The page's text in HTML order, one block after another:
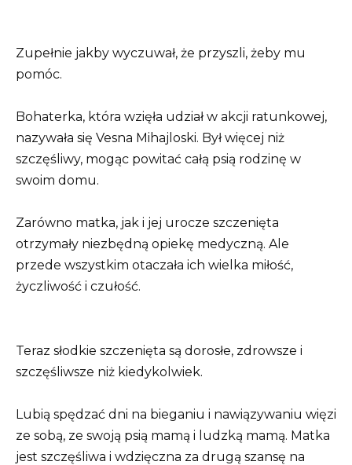
Zupełnie jakby wyczuwał, że przyszli, żeby mu
pomóc.
Bohaterka, która wzięła udział w akcji ratunkowej,
nazywała się Vesna Mihajloski. Był więcej niż
szczęśliwy, mogąc powitać całą psią rodzinę w
swoim domu.
Zarówno matka, jak i jej urocze szczenięta
otrzymały niezbędną opiekę medyczną. Ale
przede wszystkim otaczała ich wielka miłość,
życzliwość i czułość.
Teraz słodkie szczenięta są dorosłe, zdrowsze i
szczęśliwsze niż kiedykolwiek.
Lubią spędzać dni na bieganiu i nawiązywaniu więzi
ze sobą, ze swoją psią mamą i ludzką mamą. Matka
jest szczęśliwa i wdzięczna za drugą szansę na